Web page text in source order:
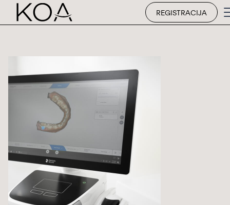
REGISTRACIJA